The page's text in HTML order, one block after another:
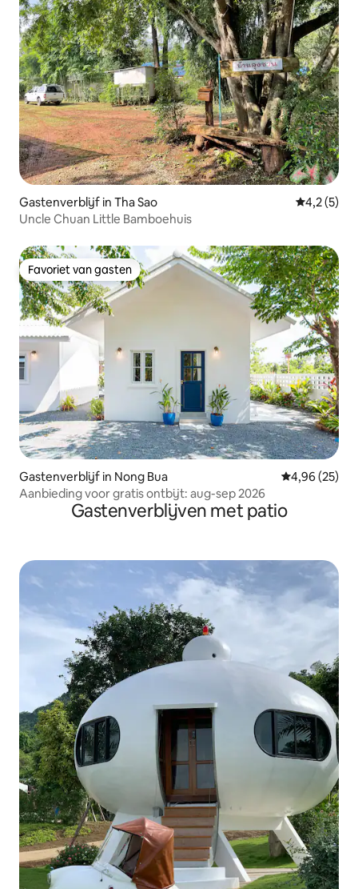
Gastenverblijf in Tha Sao
4,2 (5)
Uncle Chuan Little Bamboehuis
Favoriet van gasten
Favoriet van gasten
Gastenverblijf in Nong Bua Gemiddelde
4,96 (25)
Aanbieding voor gratis ontbijt: aug-sep 2026
Gastenverblijven met patio